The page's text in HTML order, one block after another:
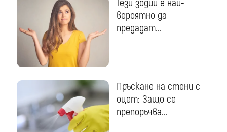
Тези зодии е най-
вероятно да
предадат...
Пръскане на стени с
оцет: Защо се
препоръчва...